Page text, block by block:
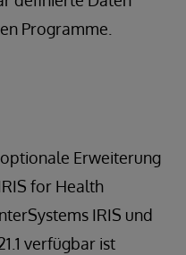
Programme.
Erweiterung
for Health
IRIS und
verfügbar ist